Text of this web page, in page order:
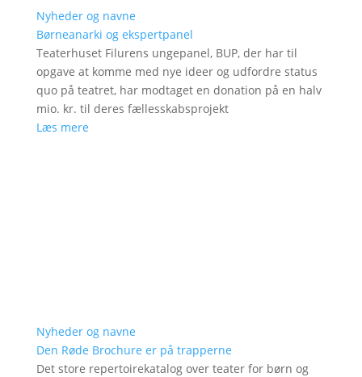
Nyheder og navne
Børneanarki og ekspertpanel
Teaterhuset Filurens ungepanel, BUP, der har til
opgave at komme med nye ideer og udfordre status
quo på teatret, har modtaget en donation på en halv
mio. kr. til deres fællesskabsprojekt
Læs mere
Nyheder og navne
Den Røde Brochure er på trapperne
Det store repertoirekatalog over teater for børn og